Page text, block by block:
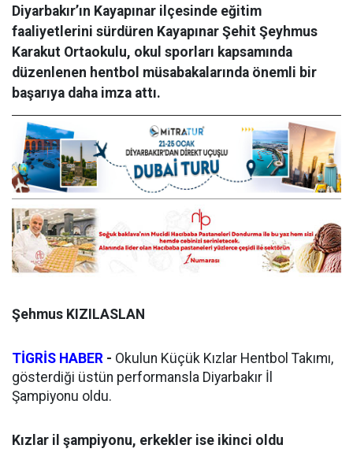
Diyarbakır’ın Kayapınar ilçesinde eğitim
faaliyetlerini sürdüren Kayapınar Şehit Şeyhmus
Karakut Ortaokulu, okul sporları kapsamında
düzenlenen hentbol müsabakalarında önemli bir
başarıya daha imza attı.
Şehmus KIZILASLAN
TİGRİS HABER - Okulun Küçük Kızlar Hentbol Takımı,
gösterdiği üstün performansla Diyarbakır İl
Şampiyonu oldu.
Kızlar il şampiyonu, erkekler ise ikinci oldu